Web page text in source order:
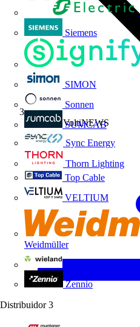
Siemens
SIMON
Sonnen
SUMCAB
Sync Energy
Thorn Lighting
Top Cable
VELTIUM
Weidmüller
Zennio
Distribuidor 3
Archivo VoltiNEWS